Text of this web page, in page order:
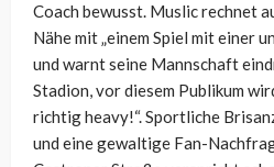
Coach bewusst. Muslic rechnet
Nähe mit „einem Spiel mit einer
und warnt seine Mannschaft
Stadion, vor diesem Publikum
richtig heavy!“. Sportliche
und eine gewaltige Fan-